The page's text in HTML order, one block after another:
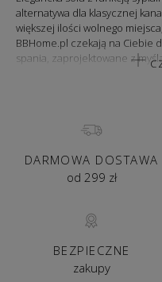
alternatywa dla klasycznej
większej ilości wolnego
BBHome.pl czekają na Ciebie
spania, zaprojektowane z
mieszkalnych, wyróżniające
CZY SOFA
kilka różnych funkcji,
wnętrzach mieszkalnych,
spania zyskujemy dodatkową
wykorzystać przy wielu
przenocować w swoim domu.
DARMOWA DOSTAWA
od 299 zł
BEZPIECZNE
zakupy